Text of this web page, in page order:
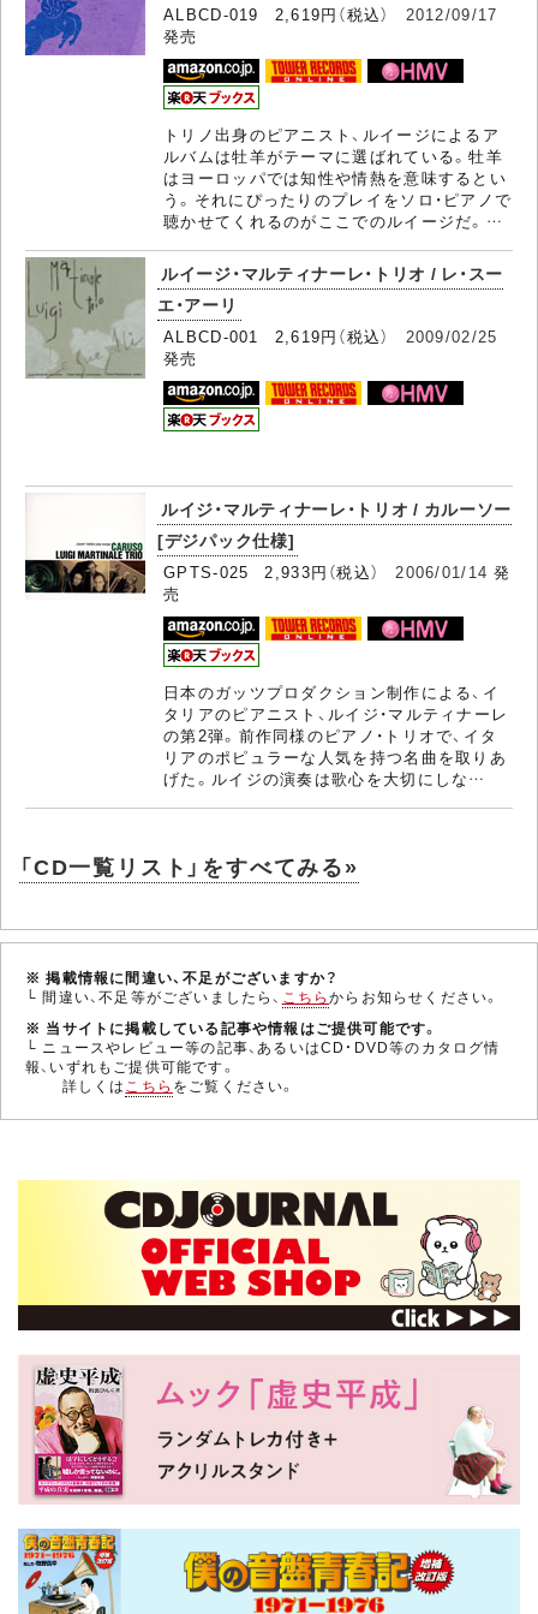
ALBCD-019 2,619円（税込） 2012/09/17
発売
トリノ出身のピアニスト、ルイージによるア
ルバムは牡羊がテーマに選ばれている。牡羊
はヨーロッパでは知性や情熱を意味するとい
う。それにぴったりのプレイをソロ・ピアノで
聴かせてくれるのがここでのルイージだ。…
ルイージ・マルティナーレ・トリオ / レ・スー
エ・アーリ
ALBCD-001 2,619円（税込） 2009/02/25
発売
ルイジ・マルティナーレ・トリオ / カルーソー
[デジパック仕様]
GPTS-025 2,933円（税込） 2006/01/14 発
売
日本のガッツプロダクション制作による、イ
タリアのピアニスト、ルイジ・マルティナーレ
の第2弾。前作同様のピアノ・トリオで、イタ
リアのポピュラーな人気を持つ名曲を取りあ
げた。ルイジの演奏は歌心を大切にしな…
「CD一覧リスト」をすべてみる»
※ 掲載情報に間違い、不足がございますか？
└ 間違い、不足等がございましたら、 こちらからお知らせください。
※ 当サイトに掲載している記事や情報はご提供可能です。
└ ニュースやレビュー等の記事、あるいはCD・DVD等のカタログ情
報、いずれもご提供可能です。
詳しくはこちら をご覧ください。